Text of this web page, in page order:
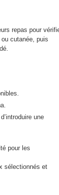
repas pour
ou cutanée, puis
une
pour les
sélectionnés et